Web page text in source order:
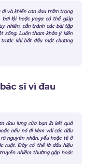
và khiến cơn đau trầm trọng
bơi lội hoặc yoga có thể giúp
nhiên, cần tránh các bài tập
sống. Luôn tham khảo ý kiến
khi bắt đầu một chương
sĩ vì đau
đau lưng của bạn là kết quả
nếu nó đi kèm với các dấu
nguyên nhân, yếu hoặc tê ở
ruột. Đây có thể là dấu hiệu
nhiễm thường gặphoặc